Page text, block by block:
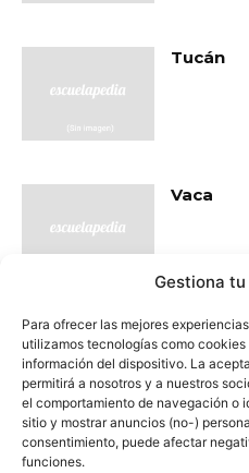
Gestiona
Para ofrecer las mejores
utilizamos tecnologías como
información del dispositivo. La
permitirá a nosotros y a nuestros
el comportamiento de navegación o
sitio y mostrar anuncios (no-)
consentimiento, puede afectar
funciones.
Tucán
Vaca
- Publicidad -